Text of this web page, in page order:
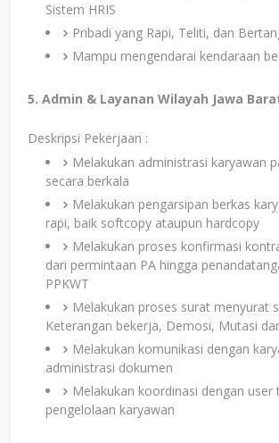
Sistem HRIS
Pribadi yang Rapi, Teliti, dan
Mampu mengendarai kendaraan
5. Admin & Layanan Wilayah Jawa
Deskripsi Pekerjaan :
Melakukan administrasi karyawan
secara berkala
Melakukan pengarsipan berkas
rapi, baik softcopy ataupun hardcopy
Melakukan proses konfirmasi
dari permintaan PA hingga
PPKWT
Melakukan proses surat menyurat
Keterangan bekerja, Demosi, Mutasi
Melakukan komunikasi dengan
administrasi dokumen
Melakukan koordinasi dengan user
pengelolaan karyawan